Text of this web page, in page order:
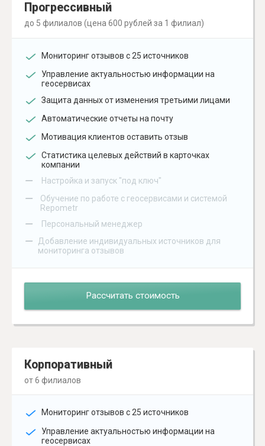
Прогрессивный
до 5 филиалов (цена 600 рублей за 1 филиал)
Мониторинг отзывов с 25 источников
Управление актуальностью информации на
геосервисах
Защита данных от изменения третьими лицами
Автоматические отчеты на почту
Мотивация клиентов оставить отзыв
Статистика целевых действий в карточках
компании
– Настройка и запуск "под ключ"
–
Обучение по работе с геосервисами и системой
Repometr
– Персональный менеджер
–
Добавление индивидуальных источников для
мониторинга отзывов
Рассчитать стоимость
Корпоративный
от 6 филиалов
Мониторинг отзывов с 25 источников
Управление актуальностью информации на
геосервисах